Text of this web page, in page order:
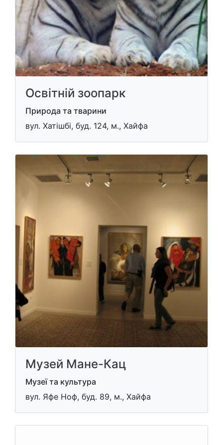
Освітній зоопарк
Природа та тварини
вул. Хатішбі, буд. 124, м., Хайфа
Музей Мане-Кац
Музеї та культура
вул. Яфе Ноф, буд. 89, м., Хайфа